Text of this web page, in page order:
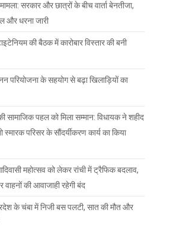
सरकार और छात्रों के बीच वार्ता बेनतीजा,
और धरना जारी
की बैठक में कारोबार विस्तार की बनी
परियोजना के सहयोग से बढ़ा खिलाड़ियों का
सामाजिक पहल को मिला सम्मान: विधायक ने शहीद
स्मारक परिसर के सौंदर्यीकरण कार्य का किया
महोत्सव को लेकर रांची में ट्रैफिक बदलाव,
वाहनों की आवाजाही रहेगी बंद
के चंबा में निजी बस पलटी, सात की मौत और